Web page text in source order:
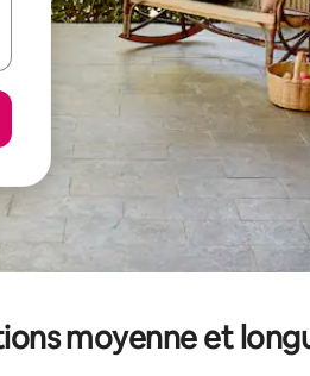
moyenne et